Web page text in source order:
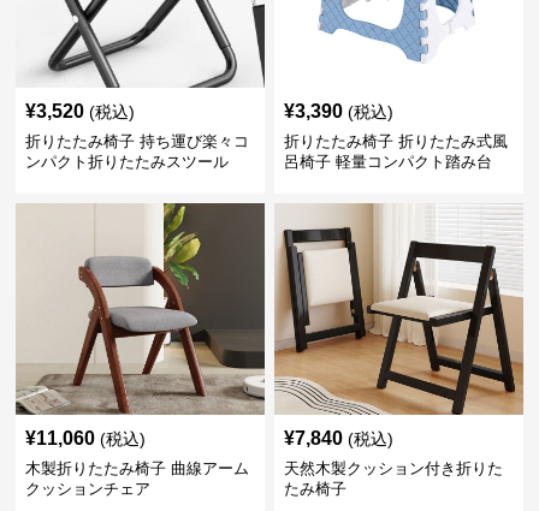
¥3,520 (税込)
折りたたみ椅子 持ち運び楽々コ
ンパクト折りたたみスツール
¥3,390 (税込)
折りたたみ椅子 折りたたみ式風
呂椅子 軽量コンパクト踏み台
¥11,060 (税込)
木製折りたたみ椅子 曲線アーム
クッションチェア
¥7,840 (税込)
天然木製クッション付き折りた
たみ椅子